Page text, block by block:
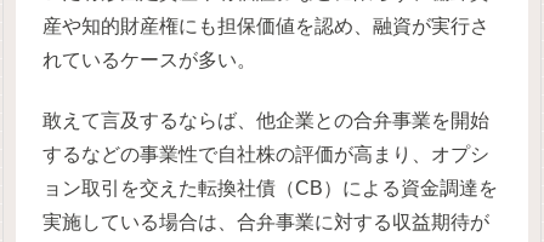
産や知的財産権にも担保価値を認め、融資が実行さ
れているケースが多い。
敢えて言及するならば、他企業との合弁事業を開始
するなどの事業性で自社株の評価が高まり、オプシ
ョン取引を交えた転換社債（CB）による資金調達を
実施している場合は、合弁事業に対する収益期待が